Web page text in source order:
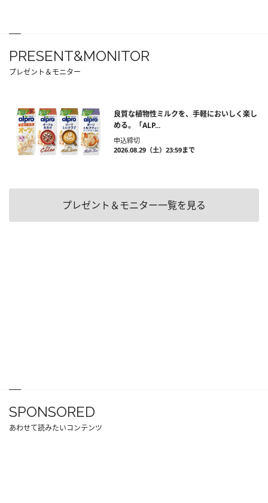
PRESENT&MONITOR
プレゼント＆モニター
良質な植物性ミルクを、手軽においしく楽し
める。「ALP...
申込締切
2026.08.29（土）23:59まで
プレゼント＆モニター一覧を見る
SPONSORED
あわせて読みたいコンテンツ